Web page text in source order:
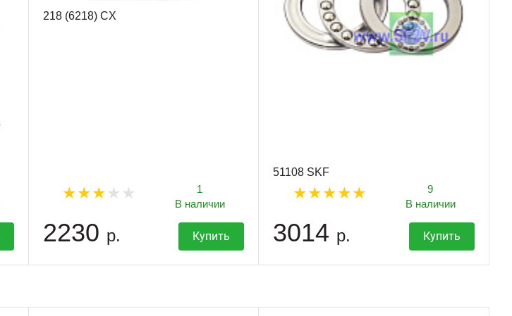
218 (6218) CX
1
В наличии
2230 р. Купить
51108 SKF
9
В наличии
3014 р. Купить